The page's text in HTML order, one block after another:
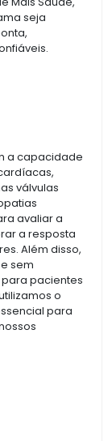
seja
a capacidade
válvulas
avaliar a
a resposta
Além disso,
sem
pacientes
o
para